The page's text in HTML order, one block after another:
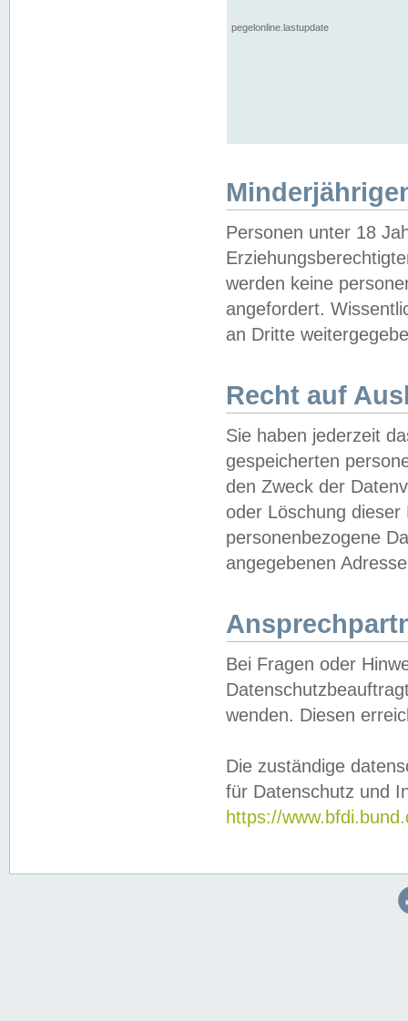
pegelonline.lastupdate
Personen unter 18
werden keine
angefordert.
an Dritte
Recht auf
Sie haben jederzeit
gespeicherten
den Zweck der
oder Löschung
personenbezogene
angegebenen
Bei Fragen oder
wenden. Diesen
Die zuständige
für Datenschutz und
https://